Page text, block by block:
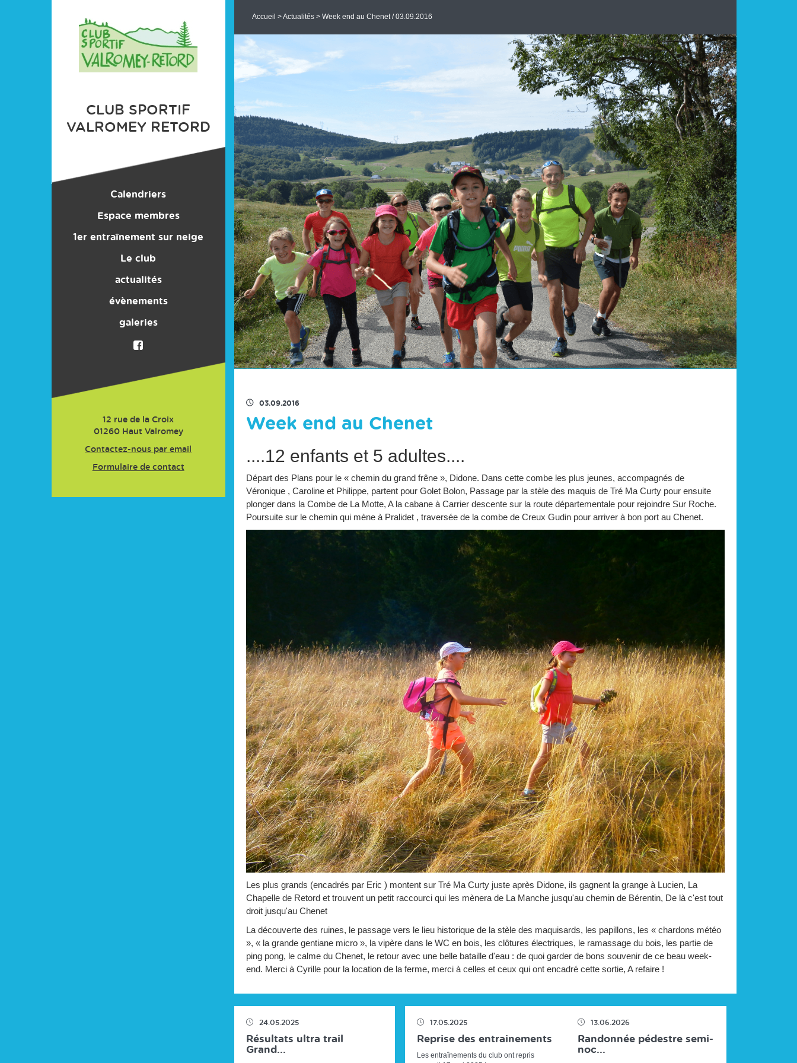
CLUB SPORTIF
VALROMEY RETORD
Calendriers
Entraînements
Compétitions
Stages
Espace membres
Bonnes Affaires
1er entraînement sur neige
Le club
ACTIVITES
Nos partenaires
Presse
Adhésion
actualités
évènements
galeries
12 rue de la Croix
01260 Haut Valromey
Contactez-nous par email
Formulaire de contact
Accueil >Actualités> Week end au Chenet / 03.09.2016
03.09.2016
Week end au Chenet
....12 enfants et 5 adultes....
Départ des Plans pour le « chemin du grand frêne », Didone. Dans cette combe les plus jeunes, accompagnés de
Véronique , Caroline et Philippe, partent pour Golet Bolon, Passage par la stèle des maquis de Tré Ma Curty pour ensuite
plonger dans la Combe de La Motte, A la cabane à Carrier descente sur la route départementale pour rejoindre Sur Roche.
Poursuite sur le chemin qui mène à Pralidet , traversée de la combe de Creux Gudin pour arriver à bon port au Chenet.
Les plus grands (encadrés par Eric ) montent sur Tré Ma Curty juste après Didone, ils gagnent la grange à Lucien, La
Chapelle de Retord et trouvent un petit raccourci qui les mènera de La Manche jusqu'au chemin de Bérentin, De là c'est tout
droit jusqu'au Chenet
La découverte des ruines, le passage vers le lieu historique de la stèle des maquisards, les papillons, les « chardons météo
», « la grande gentiane micro », la vipère dans le WC en bois, les clôtures électriques, le ramassage du bois, les partie de
ping pong, le calme du Chenet, le retour avec une belle bataille d'eau : de quoi garder de bons souvenir de ce beau week-
end. Merci à Cyrille pour la location de la ferme, merci à celles et ceux qui ont encadré cette sortie, A refaire !
24.05.2025
Résultats ultra trail
Grand...
17.05.2025
Reprise des entrainements
Les entraînements du club ont repris
13.06.2026
Randonnée pédestre semi-
noc...